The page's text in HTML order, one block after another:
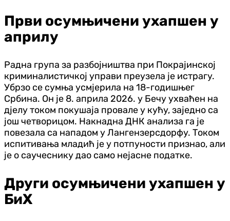
Први осумњичени ухапшен у
априлу
Радна група за разбојништва при Покрајинској
криминалистичкој управи преузела је истрагу.
Убрзо се сумња усмјерила на 18-годишњег
Србина. Он је 8. априла 2026. у Бечу ухваћен на
дјелу током покушаја провале у кућу, заједно са
још четворицом. Накнадна ДНК анализа га је
повезала са нападом у Лангензерсдорфу. Током
испитивања младић је у потпуности признао, али
је о саучеснику дао само нејасне податке.
Други осумњичени ухапшен у
БиХ